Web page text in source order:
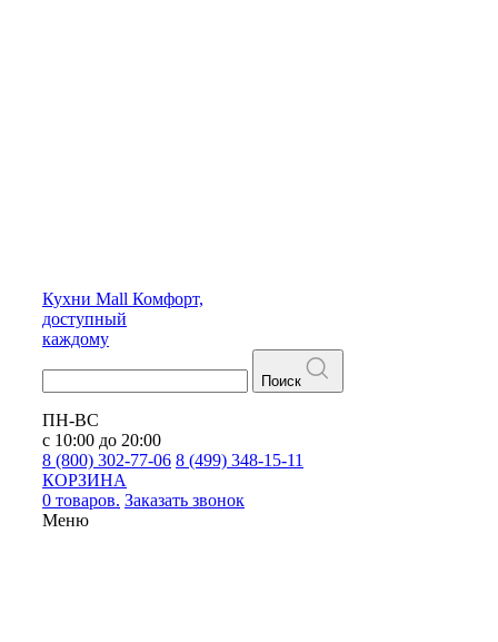
Кухни Mall Комфорт,
доступный
каждому
Поиск
ПН-ВС
с 10:00 до 20:00
8 (800) 302-77-06 8 (499) 348-15-11
КОРЗИНА
0 товаров. Заказать звонок
Меню